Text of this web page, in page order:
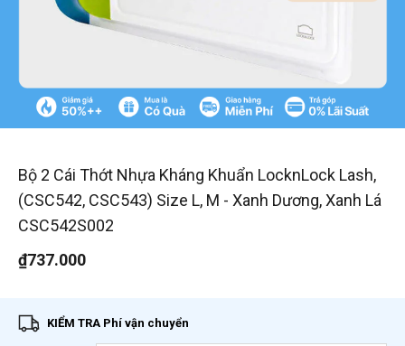
/4
Bộ 2 Cái Thớt Nhựa Kháng Khuẩn LocknLock Lash,
(CSC542, CSC543) Size L, M - Xanh Dương, Xanh Lá
CSC542S002
₫737.000
KIỂM TRA Phí vận chuyển